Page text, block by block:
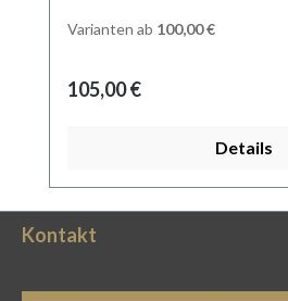
Varianten ab 100,00 €
Regulärer Preis:
105,00 €
Details
Kontakt